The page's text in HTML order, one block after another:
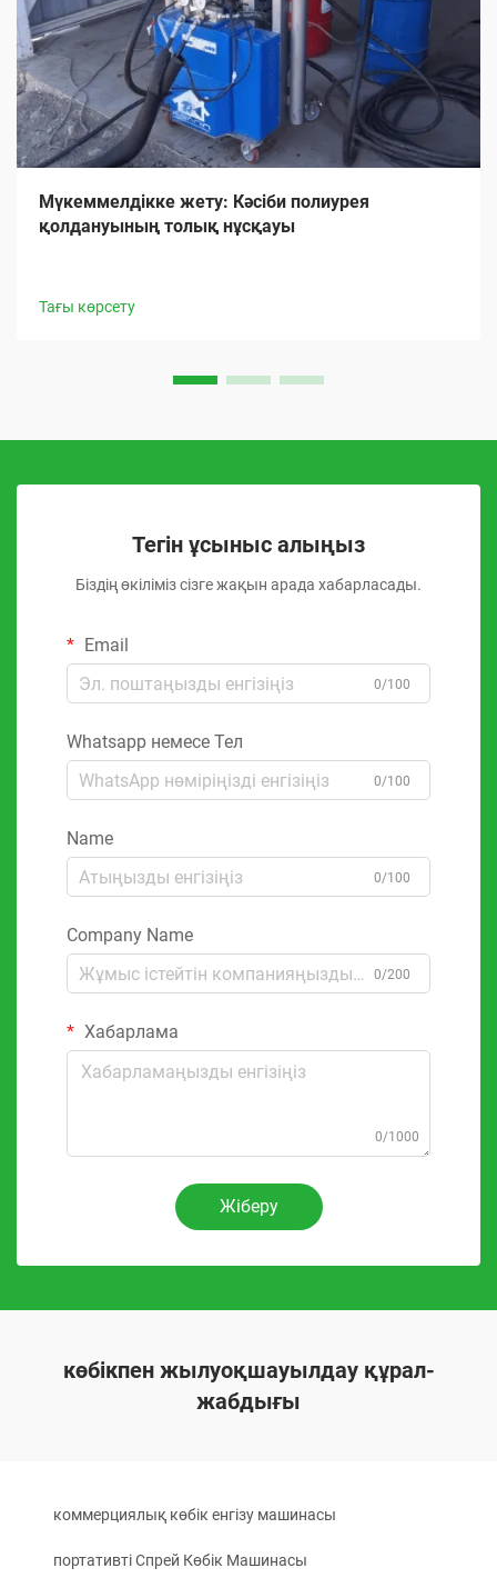
Мүкеммелдікке жету: Кәсіби полиурея
қолдануының толық нұсқауы
Тағы көрсету
Тегін ұсыныс алыңыз
Біздің өкіліміз сізге жақын арада хабарласады.
Email
0/100
Whatsapp немесе Тел
0/100
Name
0/100
Company Name
0/200
Хабарлама
0/1000
Жіберу
көбікпен жылуоқшауылдау құрал-
жабдығы
коммерциялық көбік енгізу машинасы
портативті Спрей Көбік Машинасы